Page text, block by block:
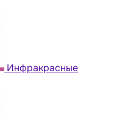
Инфракрасные